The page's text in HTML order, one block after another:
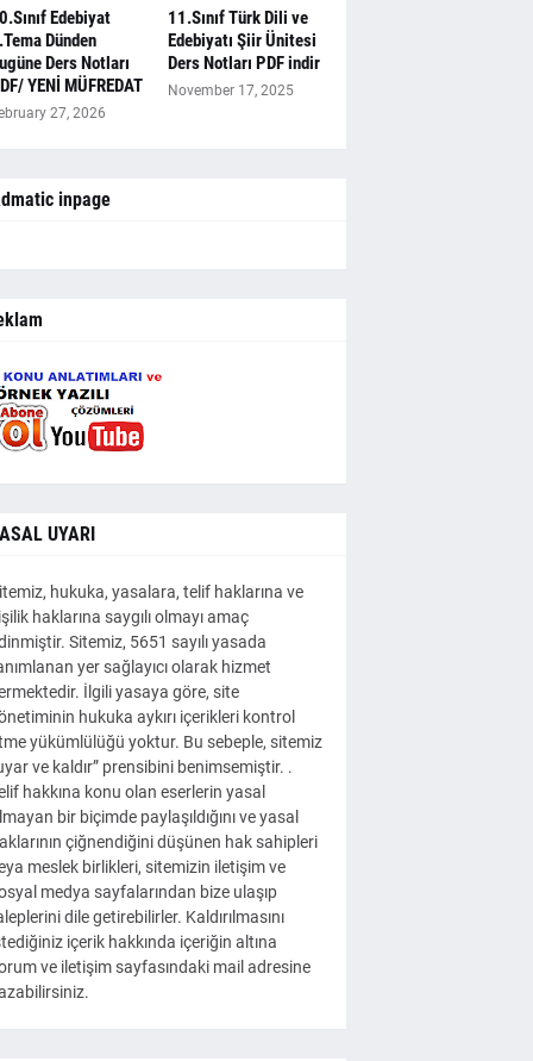
Edebiyat
Dünden
Ders Notları
YENİ MÜFREDAT
27, 2026
11.Sınıf Türk Dili ve
Edebiyatı Şiir Ünitesi
Ders Notları PDF indir
November 17, 2025
inpage
UYARI
hukuka, yasalara, telif haklarına ve
haklarına saygılı olmayı amaç
Sitemiz, 5651 sayılı yasada
yer sağlayıcı olarak hizmet
İlgili yasaya göre, site
hukuka aykırı içerikleri kontrol
yükümlülüğü yoktur. Bu sebeple, sitemiz
ve kaldır” prensibini benimsemiştir. .
hakkına konu olan eserlerin yasal
bir biçimde paylaşıldığını ve yasal
çiğnendiğini düşünen hak sahipleri
meslek birlikleri, sitemizin iletişim ve
medya sayfalarından bize ulaşıp
dile getirebilirler. Kaldırılmasını
içerik hakkında içeriğin altına
ve iletişim sayfasındaki mail adresine